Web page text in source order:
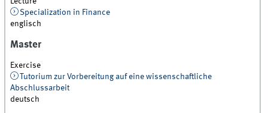
Specialization in Finance
englisch
Master
Exercise
Tutorium zur Vorbereitung auf eine wissenschaftliche
Abschlussarbeit
deutsch